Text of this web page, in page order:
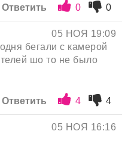
Ответить 0 0
05 НОЯ 19:09
бегали с камерой
шо то не было
Ответить 4 4
05 НОЯ 16:16